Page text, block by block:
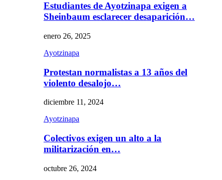
Estudiantes de Ayotzinapa exigen a
Sheinbaum esclarecer desaparición…
enero 26, 2025
Ayotzinapa
Protestan normalistas a 13 años del
violento desalojo…
diciembre 11, 2024
Ayotzinapa
Colectivos exigen un alto a la
militarización en…
octubre 26, 2024